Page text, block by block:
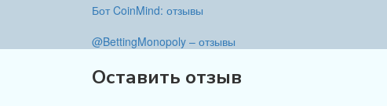
Бот CoinMind: отзывы
@BettingMonopoly – отзывы
Оставить отзыв